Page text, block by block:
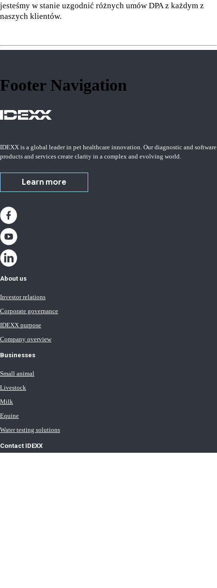
jesteśmy w stanie uzgodnić różnych umów DPA z każdym z
naszych klientów.
Footer Navigation
IDEXX is a global leader in pet healthcare innovation. Our diagnostic and software
products and services create clarity in a complex and evolving world.
Learn more
About us
Investor relations
Corporate governance
IDEXX purpose
Company overview
Businesses
Small animal
Livestock
Milk
Equine
Water testing solutions
Contact IDEXX